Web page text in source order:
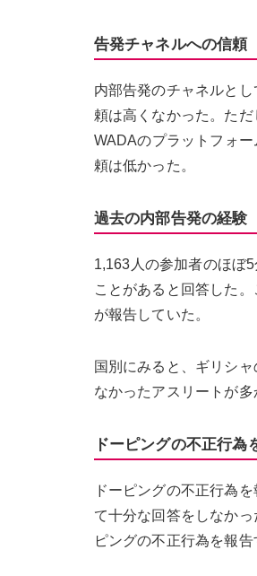
告発チャネルへの信頼
内部告発のチャネルと
頼は高くなかった。た
WADAのプラットフォ
頼は低かった。
過去の内部告発の経験
1,163人の参加者のほぼ
ことがあると回答した
が報告していた。
国別にみると、ギリシ
なかったアスリートが
ドーピングの不正行為
ドーピングの不正行為
て十分な回答をしなか
ピングの不正行為を報